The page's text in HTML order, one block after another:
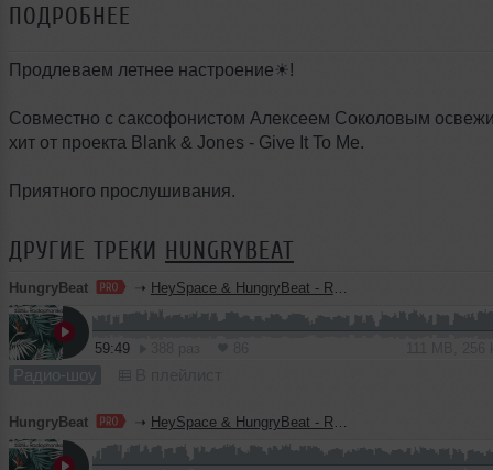
ПОДРОБНЕЕ
Продлеваем летнее настроение☀!
Совместно с саксофонистом Алексеем Соколовым
хит от проекта Blank & Jones - Give It To Me.
Приятного прослушивания.
ДРУГИЕ ТРЕКИ HUNGRYBEAT
HungryBeat ➝ HeySpace & HungryBeat - Radiophonika #228
59:49
Радио-шоу
HungryBeat ➝ HeySpace & HungryBeat - Radiophonika #227